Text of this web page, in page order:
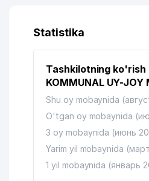
Statistika
Tashkilotning
KOMMUNAL UY-JOY
Shu oy mobaynida
O'tgan oy mobaynida
3 oy mobaynida (июнь
Yarim yil mobaynida
1 yil mobaynida (январь